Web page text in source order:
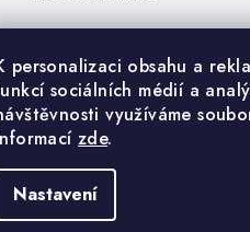
personalizaci obsahu a
sociálních médií a
využíváme
zde.
Nastavení
GDPR